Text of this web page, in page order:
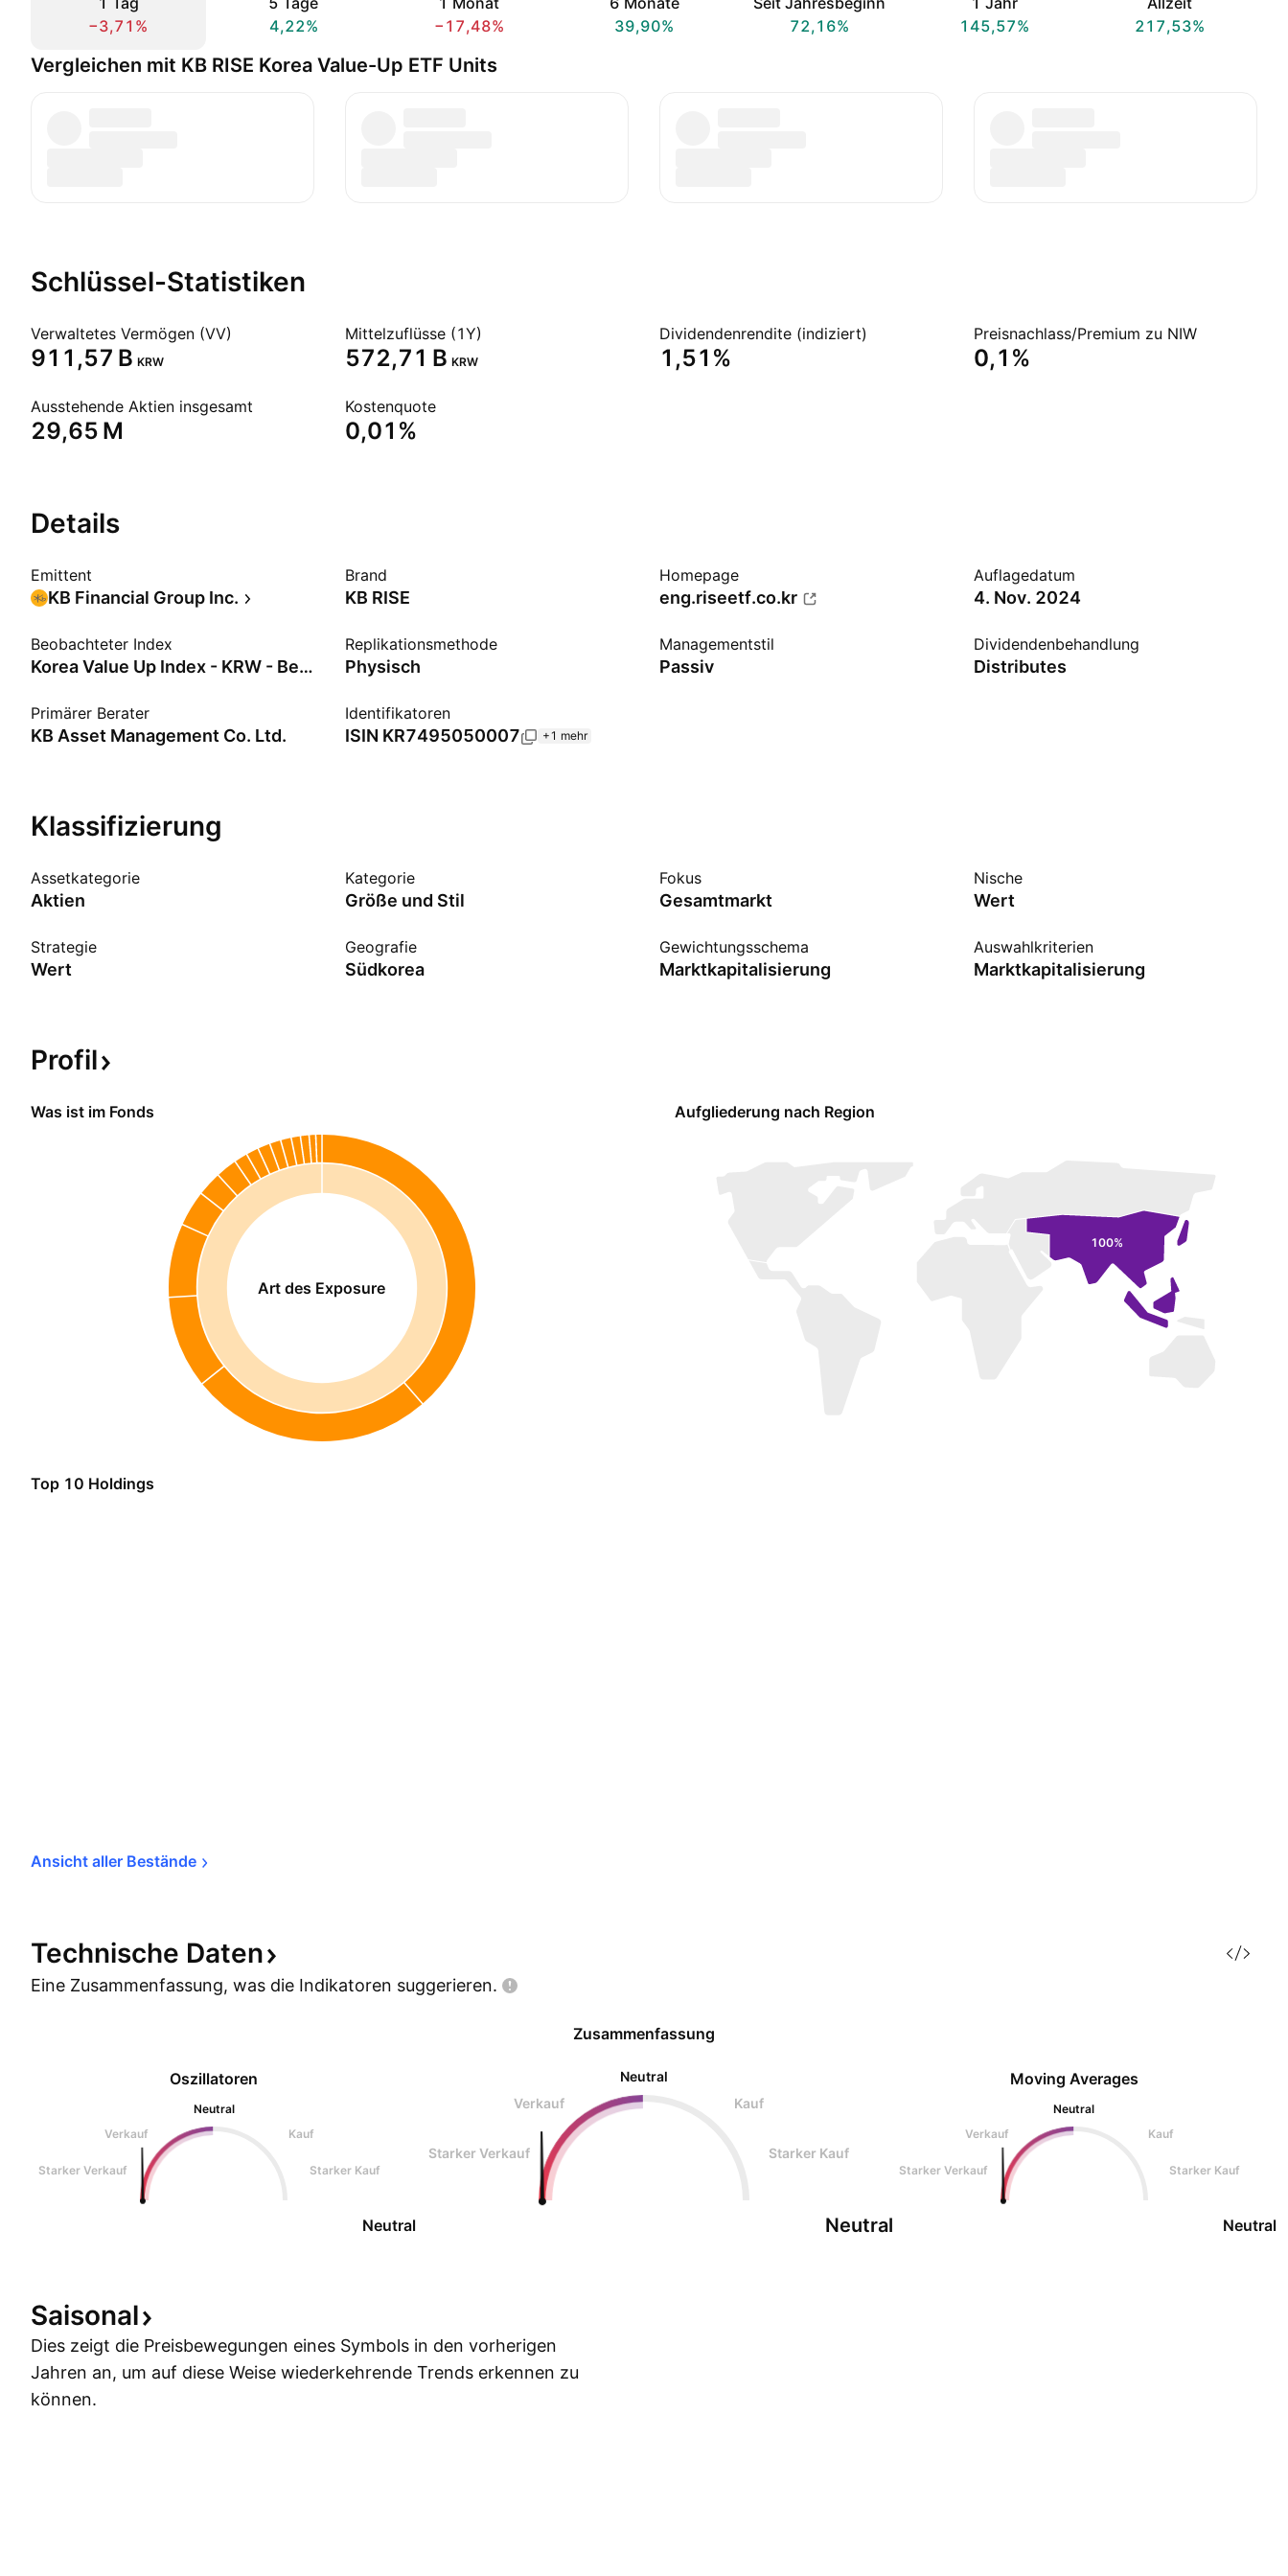
−3,71%
4,22%
−17,48%
39,90%
72,16%
145,57%
217,53%
Vergleichen mit KB RISE Korea Value-Up ETF Units
Schlüssel-Statistiken
Verwaltetes Vermögen (VV)
‪911,57 B‬ KRW
Mittelzuflüsse (1Y)
‪572,71 B‬ KRW
Dividendenrendite (indiziert)
1,51%
Preisnachlass/Premium zu NIW
0,1%
Ausstehende Aktien insgesamt
‪29,65 M‬
Kostenquote
0,01%
Details
Emittent
KB Financial Group Inc.
Brand
KB RISE
Homepage
eng.riseetf.co.kr
Auflagedatum
4. Nov. 2024
Beobachteter Index
Korea Value Up Index - KRW - Benchmark TR Gross
Replikationsmethode
Physisch
Managementstil
Passiv
Dividendenbehandlung
Distributes
Primärer Berater
KB Asset Management Co. Ltd.
Identifikatoren
ISIN KR7495050007 +1 mehr
Klassifizierung
Assetkategorie
Aktien
Kategorie
Größe und Stil
Fokus
Gesamtmarkt
Nische
Wert
Strategie
Wert
Geografie
Südkorea
Gewichtungsschema
Marktkapitalisierung
Auswahlkriterien
Marktkapitalisierung
Profil
Was ist im Fonds
Art des Exposure
Aufgliederung nach Region
100%
Top 10 Holdings
Ansicht aller Bestände
Technische Daten
Eine Zusammenfassung, was die Indikatoren suggerieren.
Oszillatoren
Neutral
Verkauf
Kauf
Starker Verkauf Starker Kauf
Neutral
Zusammenfassung
Neutral
Verkauf
Kauf
Starker Verkauf Starker Kauf
Neutral
Moving Averages
Neutral
Verkauf
Kauf
Starker Verkauf Starker Kauf
Neutral
Saisonal
Dies zeigt die Preisbewegungen eines Symbols in den vorherigen
Jahren an, um auf diese Weise wiederkehrende Trends erkennen zu
können.